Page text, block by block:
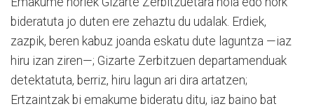
bideratuta jo duten ere zehaztu du udalak. Erdiek,
zazpik, beren kabuz joanda eskatu dute laguntza —iaz
hiru izan ziren—; Gizarte Zerbitzuen departamenduak
detektatuta, berriz, hiru lagun ari dira artatzen;
Ertzaintzak bi emakume bideratu ditu, iaz baino bat